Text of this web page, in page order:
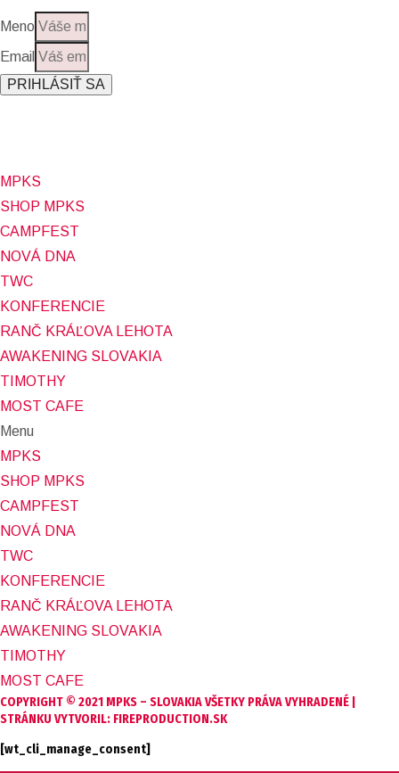
Meno
Email
PRIHLÁSIŤ SA
MPKS
SHOP MPKS
CAMPFEST
NOVÁ DNA
TWC
KONFERENCIE
RANČ KRÁĽOVA LEHOTA
AWAKENING SLOVAKIA
TIMOTHY
MOST CAFE
Menu
MPKS
SHOP MPKS
CAMPFEST
NOVÁ DNA
TWC
KONFERENCIE
RANČ KRÁĽOVA LEHOTA
AWAKENING SLOVAKIA
TIMOTHY
MOST CAFE
COPYRIGHT © 2021 MPKS – SLOVAKIA VŠETKY PRÁVA VYHRADENÉ |
STRÁNKU VYTVORIL: FIREPRODUCTION.SK
[wt_cli_manage_consent]